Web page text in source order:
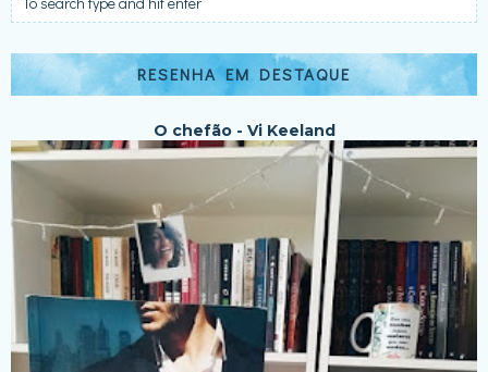
RESENHA EM DESTAQUE
O chefão - Vi Keeland